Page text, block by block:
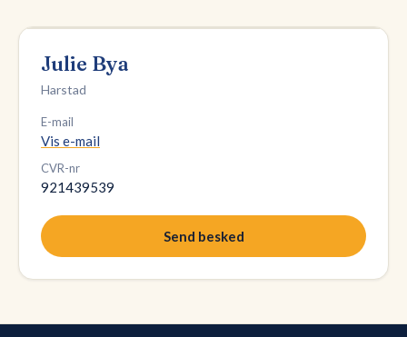
Julie Bya
Harstad
E-mail
Vis e-mail
CVR-nr
921439539
Send besked